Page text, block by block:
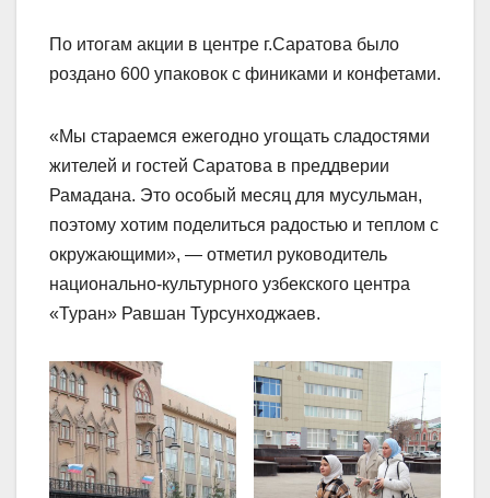
По итогам акции в центре г.Саратова было
роздано 600 упаковок с финиками и конфетами.
«Мы стараемся ежегодно угощать сладостями
жителей и гостей Саратова в преддверии
Рамадана. Это особый месяц для мусульман,
поэтому хотим поделиться радостью и теплом с
окружающими», — отметил руководитель
национально-культурного узбекского центра
«Туран» Равшан Турсунходжаев.